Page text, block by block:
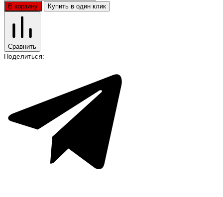
В корзину Купить в один клик
Сравнить
Поделиться: